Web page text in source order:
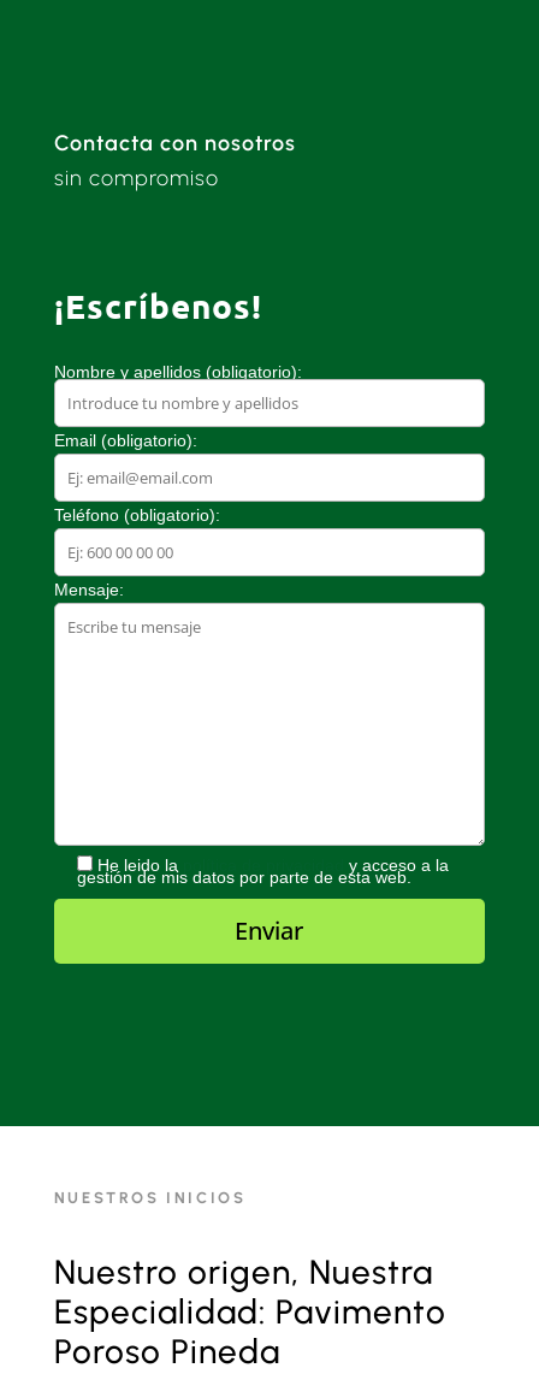
Contacta con nosotros
sin compromiso
¡Escríbenos!
Nombre y apellidos (obligatorio):
Email (obligatorio):
Teléfono (obligatorio):
Mensaje:
He leido la y acceso a la
gestión de mis datos por parte de esta web.
Enviar
NUESTROS INICIOS
Nuestro origen, Nuestra
Especialidad: Pavimento
Poroso Pineda